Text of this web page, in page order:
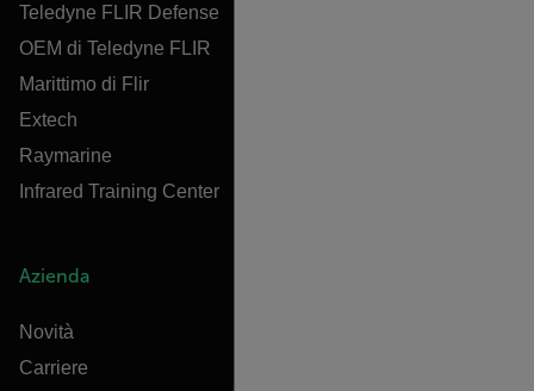
Teledyne FLIR Defense
OEM di Teledyne FLIR
Marittimo di Flir
Extech
Raymarine
Infrared Training Center
Azienda
Novità
Carriere